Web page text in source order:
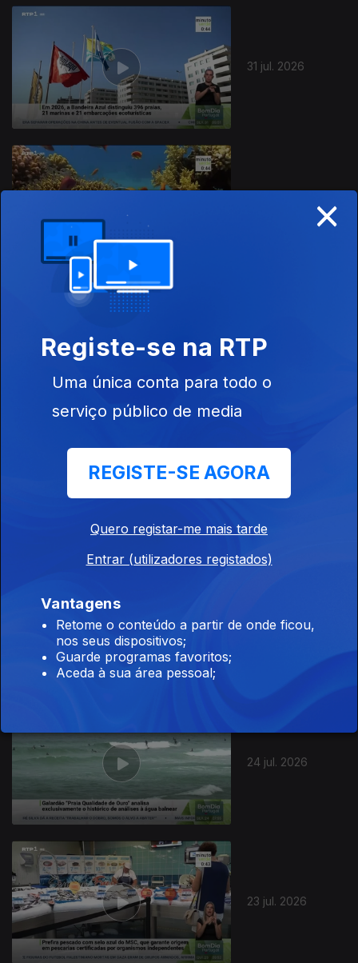
31 jul. 2026
29 jul. 2026
28 jul. 2026
27 jul. 2026
24 jul. 2026
23 jul. 2026
×
Registe-se na RTP
Uma única conta para todo o
serviço público de media
REGISTE-SE AGORA
Quero registar-me mais tarde
Entrar (utilizadores registados)
Vantagens
Retome o conteúdo a partir de onde ficou,
nos seus dispositivos;
Guarde programas favoritos;
Aceda à sua área pessoal;